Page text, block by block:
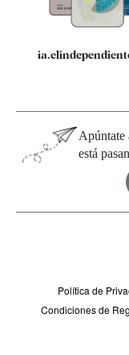
Apúntate
está
Política de
Condiciones de